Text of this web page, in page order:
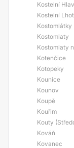
Kostelní
Kostelní
Kostomlátky
Kostomlaty
Kostomlaty
Kotenčice
Kotopeky
Kounice
Kounov
Koupě
Kouřim
Kouty
Kováň
Kovanec